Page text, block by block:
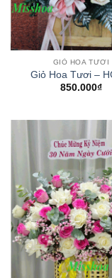
GIỎ HOA TƯƠI
Giỏ Hoa Tươi –
850.000₫